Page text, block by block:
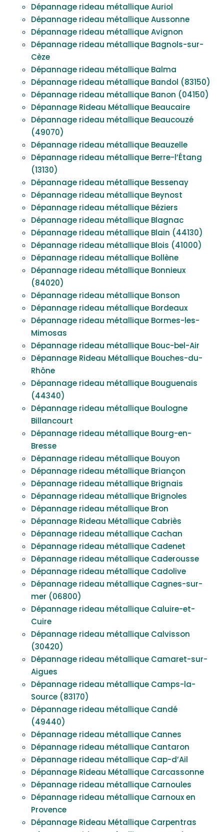
Dépannage rideau métallique Auriol
Dépannage rideau métallique Aussonne
Dépannage rideau métallique Avignon
Dépannage rideau métallique Bagnols-sur-
Cèze
Dépannage rideau métallique Balma
Dépannage rideau métallique Bandol (83150)
Dépannage rideau métallique Banon (04150)
Dépannage Rideau Métallique Beaucaire
Dépannage rideau métallique Beaucouzé
(49070)
Dépannage rideau métallique Beauzelle
Dépannage rideau métallique Berre-l’Étang
(13130)
Dépannage rideau métallique Bessenay
Dépannage rideau métallique Beynost
Dépannage rideau métallique Béziers
Dépannage rideau métallique Blagnac
Dépannage rideau métallique Blain (44130)
Dépannage rideau métallique Blois (41000)
Dépannage rideau métallique Bollène
Dépannage rideau métallique Bonnieux
(84020)
Dépannage rideau métallique Bonson
Dépannage rideau métallique Bordeaux
Dépannage rideau métallique Bormes-les-
Mimosas
Dépannage rideau métallique Bouc-bel-Air
Dépannage Rideau Métallique Bouches-du-
Rhône
Dépannage rideau métallique Bouguenais
(44340)
Dépannage rideau métallique Boulogne
Billancourt
Dépannage rideau métallique Bourg-en-
Bresse
Dépannage rideau métallique Bouyon
Dépannage rideau métallique Briançon
Dépannage rideau métallique Brignais
Dépannage rideau métallique Brignoles
Dépannage rideau métallique Bron
Dépannage Rideau Métallique Cabriès
Dépannage rideau métallique Cachan
Dépannage rideau métallique Cadenet
Dépannage rideau métallique Caderousse
Dépannage rideau métallique Cadolive
Dépannage rideau métallique Cagnes-sur-
mer (06800)
Dépannage rideau métallique Caluire-et-
Cuire
Dépannage rideau métallique Calvisson
(30420)
Dépannage rideau métallique Camaret-sur-
Aigues
Dépannage rideau métallique Camps-la-
Source (83170)
Dépannage rideau métallique Candé
(49440)
Dépannage rideau métallique Cannes
Dépannage rideau métallique Cantaron
Dépannage rideau métallique Cap-d’Ail
Dépannage Rideau Métallique Carcassonne
Dépannage rideau métallique Carnoules
Dépannage rideau métallique Carnoux en
Provence
Dépannage Rideau Métallique Carpentras